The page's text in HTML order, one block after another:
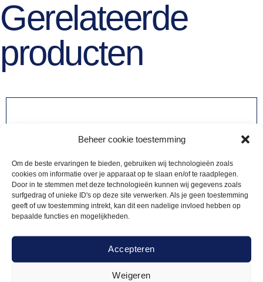
Beheer cookie toestemming
Om de beste ervaringen te bieden, gebruiken wij technologieën zoals
cookies om informatie over je apparaat op te slaan en/of te raadplegen.
Door in te stemmen met deze technologieën kunnen wij gegevens zoals
surfgedrag of unieke ID's op deze site verwerken. Als je geen toestemming
geeft of uw toestemming intrekt, kan dit een nadelige invloed hebben op
bepaalde functies en mogelijkheden.
Accepteren
Weigeren
Gerelateerde
producten